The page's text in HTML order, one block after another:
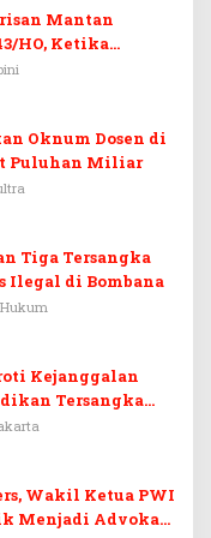
Mantan
HO, Ketika
Pemerasan
Oknum Dosen di
Puluhan Miliar
Tiga Tersangka
Ilegal di Bombana
Kejanggalan
Tersangka
Wakil Ketua PWI
Menjadi Advokat